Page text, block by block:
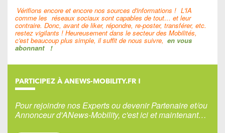
Vérifions encore et encore nos sources d'informations ! L'IA
comme les réseaux sociaux sont capables de tout… et leur
contraire. Donc, avant de liker, répondre, re-poster, transférer, etc.
restez vigilants ! Heureusement dans le secteur des Mobilités,
c'est beaucoup plus simple, il suffit de nous suivre, en vous
abonnant !
PARTICIPEZ À ANEWS-MOBILITY.FR !
Pour rejoindre nos Experts ou devenir Partenaire et/ou
Annonceur d'ANews-Mobility, c'est ici et maintenant…